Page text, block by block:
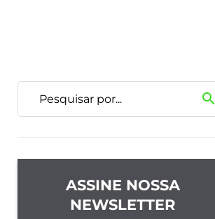
search
ASSINE NOSSA
NEWSLETTER